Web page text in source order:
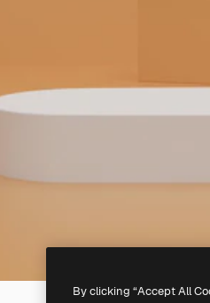
By clicking “Accept All